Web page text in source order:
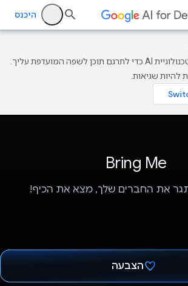
היכנס
‫Google משתמשת בטכנולוגיית AI כדי לתרגם תוכן לשפה המועדפת עליך.
להיות שגיאות.
Bring Me
הצבעה